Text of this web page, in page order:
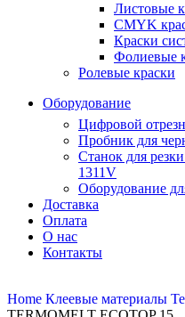
Листовые
CMYK
Краски
Фолиевые
Ролевые краски
Оборудование
Цифровой
Пробник для
Станок для
1311V
Оборудование
Доставка
Оплата
О нас
Контакты
Home Клеевые материалы